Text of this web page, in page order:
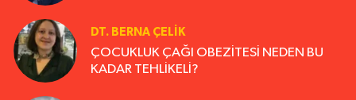
DT. BERNA ÇELIK
ÇOCUKLUK ÇAĞI OBEZİTESİ NEDEN BU
KADAR TEHLİKELİ?